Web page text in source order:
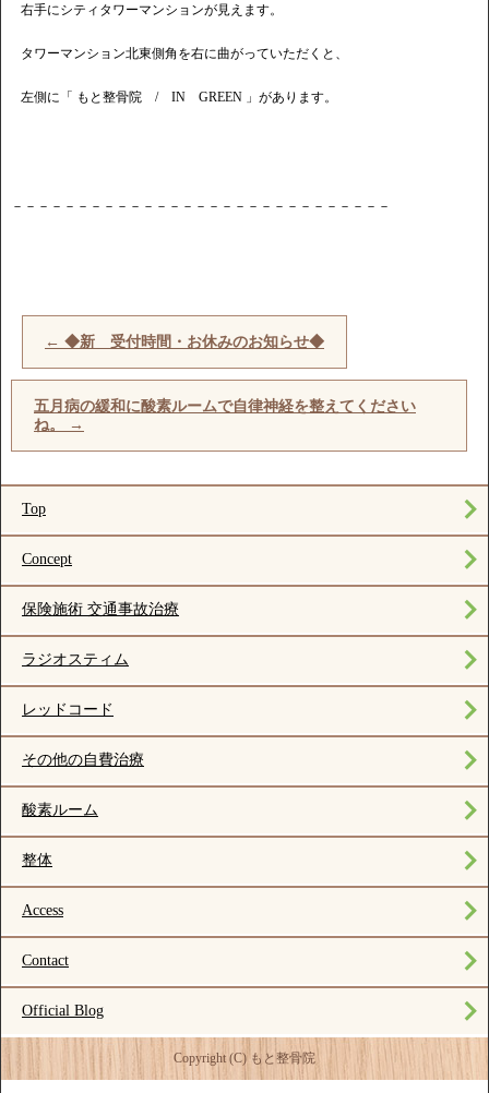
右手にシティタワーマンションが見えます。
タワーマンション北東側角を右に曲がっていただくと、
左側に「 もと整骨院 / IN GREEN 」があります。
－－－－－－－－－－－－－－－－－－－－－－－－－－－－－
← ◆新 受付時間・お休みのお知らせ◆
五月病の緩和に酸素ルームで自律神経を整えてください
ね。
→
Top
Concept
保険施術 交通事故治療
ラジオスティム
レッドコード
その他の自費治療
酸素ルーム
整体
Access
Contact
Official Blog
Copyright (C) もと整骨院